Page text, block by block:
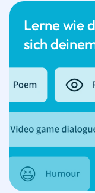
Lerne wie
sich